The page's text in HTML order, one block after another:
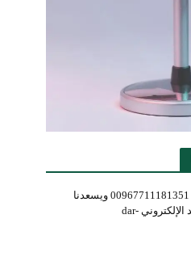
وللتواصل معنا عبر الواتساب: 00967711181351 ويسعدنا
التواصل معكم دائماً عبر البريد الإلكتروني dar-